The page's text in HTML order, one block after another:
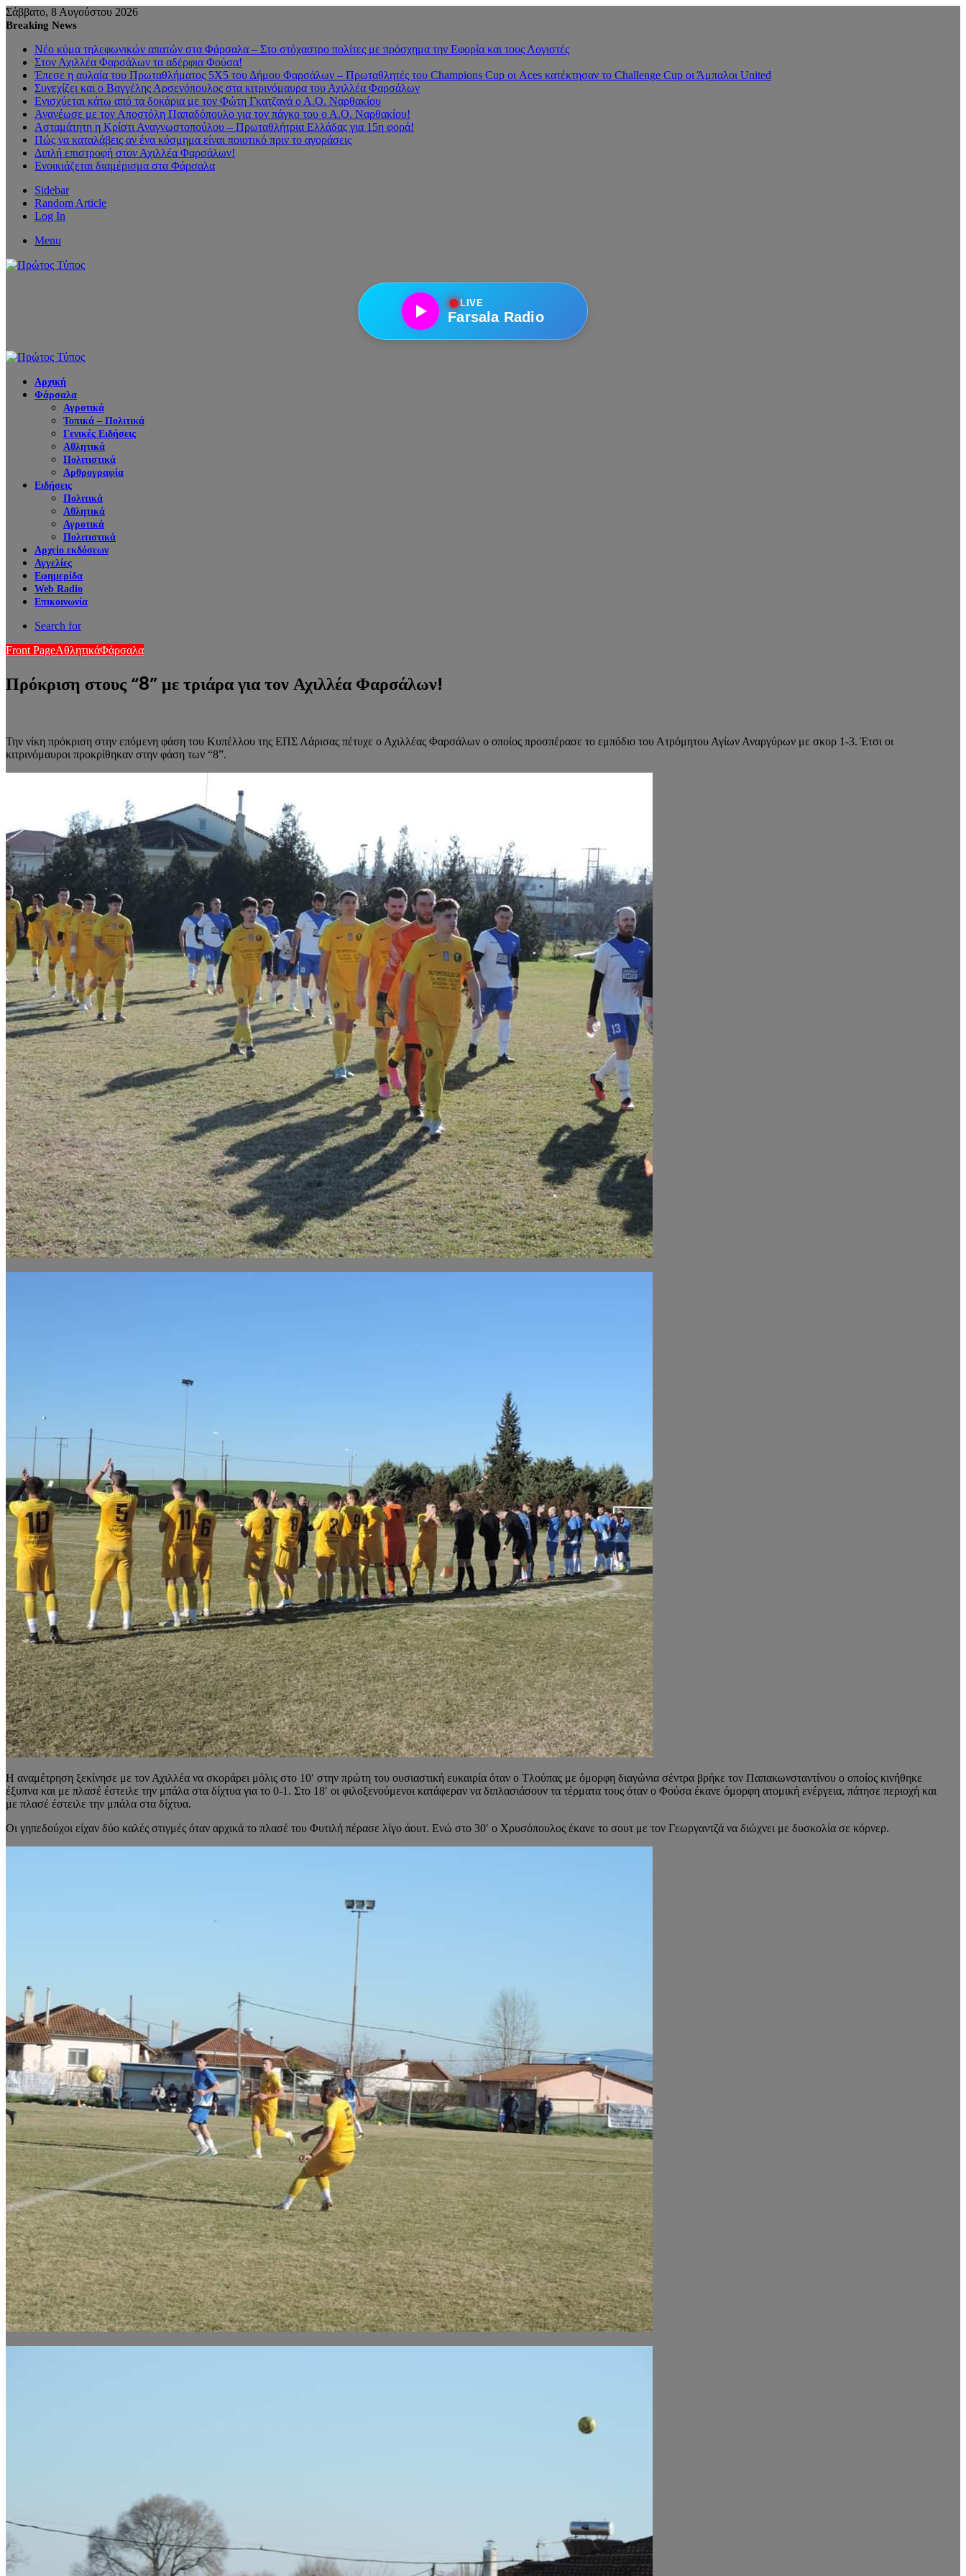
Σάββατο, 8 Αυγούστου 2026
Breaking News
Νέο κύμα τηλεφωνικών απατών στα Φάρσαλα – Στο στόχαστρο πολίτες με πρόσχημα την Εφορία και τους Λογιστές
Στον Αχιλλέα Φαρσάλων τα αδέρφια Φούσα!
Έπεσε η αυλαία του Πρωταθλήματος 5Χ5 του Δήμου Φαρσάλων – Πρωταθλητές του Champions Cup οι Aces κατέκτησαν το Challenge Cup οι Άμπαλοι United
Συνεχίζει και ο Βαγγέλης Αρσενόπουλος στα κιτρινόμαυρα του Αχιλλέα Φαρσάλων
Ενισχύεται κάτω από τα δοκάρια με τον Φώτη Γκατζανά ο Α.Ο. Ναρθακίου
Ανανέωσε με τον Αποστόλη Παπαδόπουλο για τον πάγκο του ο Α.Ο. Ναρθακίου!
Ασταμάτητη η Κρίστι Αναγνωστοπούλου – Πρωταθλήτρια Ελλάδας για 15η φορά!
Πώς να καταλάβεις αν ένα κόσμημα είναι ποιοτικό πριν το αγοράσεις
Διπλή επιστροφή στον Αχιλλέα Φαρσάλων!
Ενοικιάζεται διαμέρισμα στα Φάρσαλα
Sidebar
Random Article
Log In
Menu
●LIVE
Farsala Radio
Αρχική
Φάρσαλα
Αγροτικά
Τοπικά – Πολιτικά
Γενικές Ειδήσεις
Αθλητικά
Πολιτιστικά
Αρθρογραφία
Ειδήσεις
Πολιτικά
Αθλητικά
Αγροτικά
Πολιτιστικά
Αρχείο εκδόσεων
Αγγελίες
Εφημερίδα
Web Radio
Επικοινωνία
Search for
Front PageΑθλητικάΦάρσαλα
Πρόκριση στους “8” με τριάρα για τον Αχιλλέα Φαρσάλων!
Την νίκη πρόκριση στην επόμενη φάση του Κυπέλλου της ΕΠΣ Λάρισας πέτυχε ο Αχιλλέας Φαρσάλων ο οποίος προσπέρασε το εμπόδιο του Ατρόμητου Αγίων Αναργύρων με σκορ 1-3. Έτσι οι
κιτρινόμαυροι προκρίθηκαν στην φάση των “8”.
Η αναμέτρηση ξεκίνησε με τον Αχιλλέα να σκοράρει μόλις στο 10′ στην πρώτη του ουσιαστική ευκαιρία όταν ο Τλούπας με όμορφη διαγώνια σέντρα βρήκε τον Παπακωνσταντίνου ο οποίος κινήθηκε
έξυπνα και με πλασέ έστειλε την μπάλα στα δίχτυα για το 0-1. Στο 18′ οι φιλοξενούμενοι κατάφεραν να διπλασιάσουν τα τέρματα τους όταν ο Φούσα έκανε όμορφη ατομική ενέργεια, πάτησε περιοχή και
με πλασέ έστειλε την μπάλα στα δίχτυα.
Οι γηπεδούχοι είχαν δύο καλές στιγμές όταν αρχικά το πλασέ του Φυτιλή πέρασε λίγο άουτ. Ενώ στο 30′ ο Χρυσόπουλος έκανε το σουτ με τον Γεωργαντζά να διώχνει με δυσκολία σε κόρνερ.